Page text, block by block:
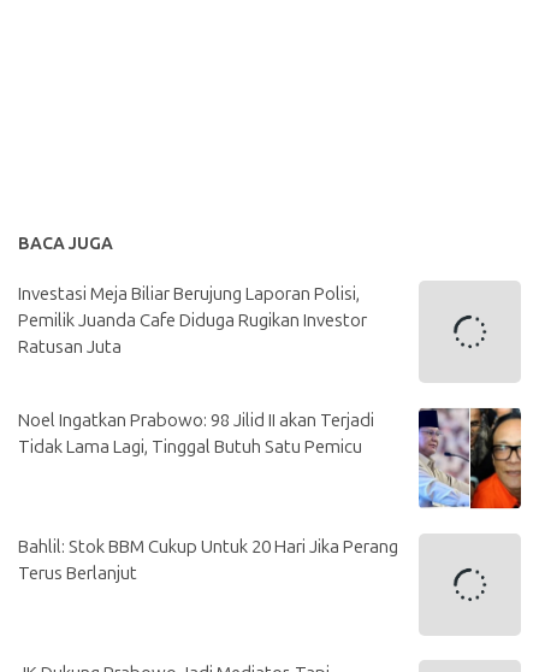
BACA JUGA
Investasi Meja Biliar Berujung Laporan Polisi,
Pemilik Juanda Cafe Diduga Rugikan Investor
Ratusan Juta
Noel Ingatkan Prabowo: 98 Jilid II akan Terjadi
Tidak Lama Lagi, Tinggal Butuh Satu Pemicu
Bahlil: Stok BBM Cukup Untuk 20 Hari Jika Perang
Terus Berlanjut